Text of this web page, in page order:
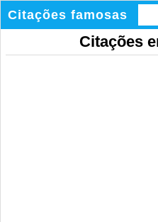
Citações famosas
Citações